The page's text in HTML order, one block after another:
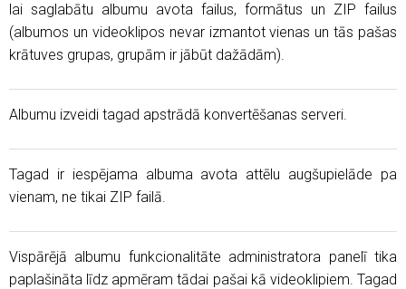
lai saglabātu albumu avota failus, formātus un ZIP failus
(albumos un videoklipos nevar izmantot vienas un tās pašas
krātuves grupas, grupām ir jābūt dažādām).
Albumu izveidi tagad apstrādā konvertēšanas serveri.
Tagad ir iespējama albuma avota attēlu augšupielāde pa
vienam, ne tikai ZIP failā.
Vispārējā albumu funkcionalitāte administratora panelī tika
paplašināta līdz apmēram tādai pašai kā videoklipiem. Tagad